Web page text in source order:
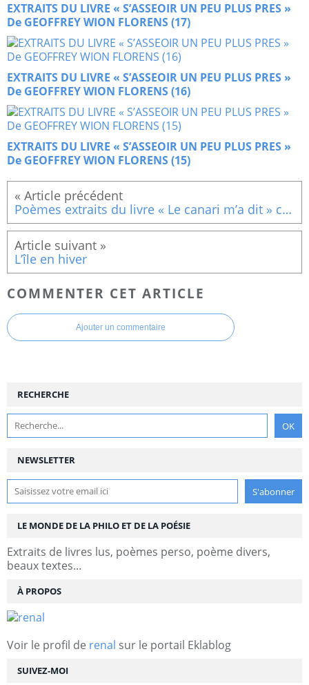
EXTRAITS DU LIVRE « S’ASSEOIR UN PEU PLUS PRES »
De GEOFFREY WION FLORENS (17)
EXTRAITS DU LIVRE « S’ASSEOIR UN PEU PLUS PRES »
De GEOFFREY WION FLORENS (16)
EXTRAITS DU LIVRE « S’ASSEOIR UN PEU PLUS PRES »
De GEOFFREY WION FLORENS (15)
Poèmes extraits du livre « Le canari m’a dit » contes et poèmes d’Afrique (Mon pays entre soleil et pluie (extrait))
L’île en hiver
COMMENTER CET ARTICLE
Ajouter un commentaire
NEWSLETTER
SUIVEZ-MOI
RECHERCHE
LE MONDE DE LA PHILO ET DE LA POÉSIE
Extraits de livres lus, poèmes perso, poème divers,
beaux textes...
À PROPOS
Voir le profil de renal sur le portail Eklablog